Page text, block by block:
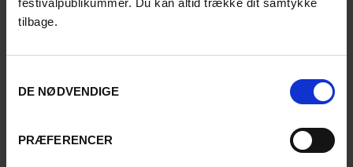
tilbage.
DE NØDVENDIGE
PRÆFERENCER